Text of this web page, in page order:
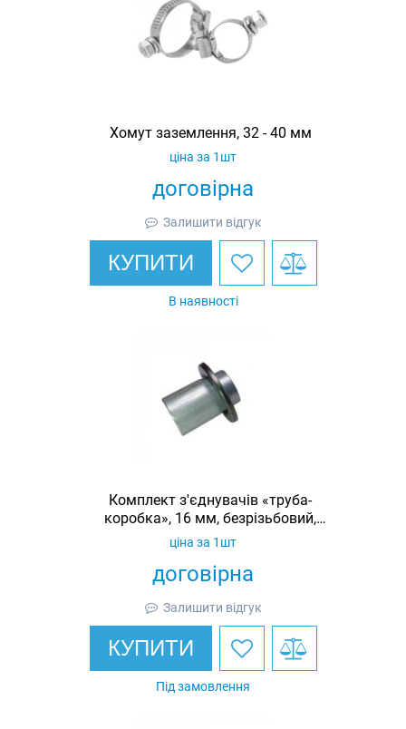
Хомут заземлення, 32 - 40 мм
договірна
ціна за 1шт
Залишити відгук
КУПИТИ
В наявності
Комплект з'єднувачів «труба-
коробка», 16 мм, безрізьбовий,
оцинкований, IP53
договірна
ціна за 1шт
Залишити відгук
КУПИТИ
Під замовлення